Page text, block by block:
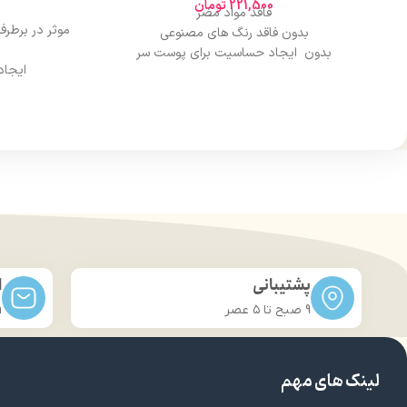
221,500تومان
فاقد مواد مضر
بدون فاقد رنگ های مصنوعی
بدون ایجاد حساسیت برای پوست سر
موثر در
پشتیبانی
9 صبح تا ۵ عصر
لینک های مهم